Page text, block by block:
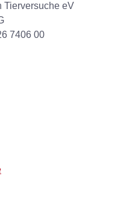
Tierversuche eV
7406 00